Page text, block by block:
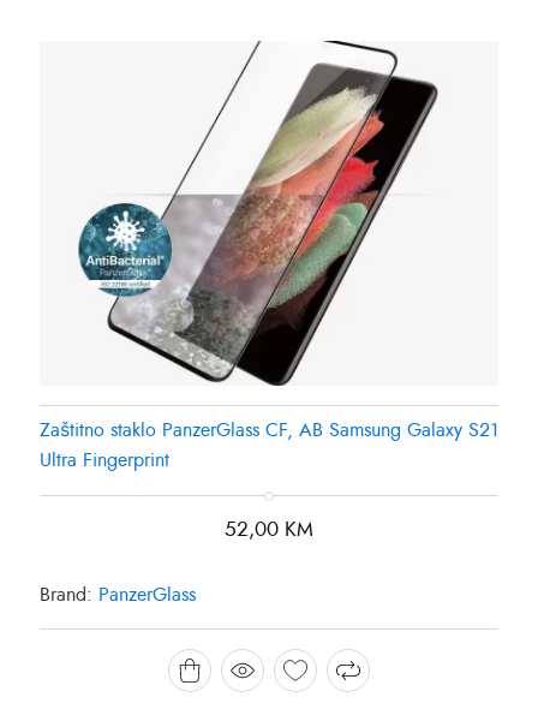
Zaštitno staklo PanzerGlass CF, AB Samsung Galaxy S21
Ultra Fingerprint
52,00 KM
Brand: PanzerGlass